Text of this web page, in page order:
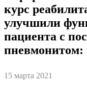
курс
улучшили
пациента с
пневмонитом:
15 марта 2021